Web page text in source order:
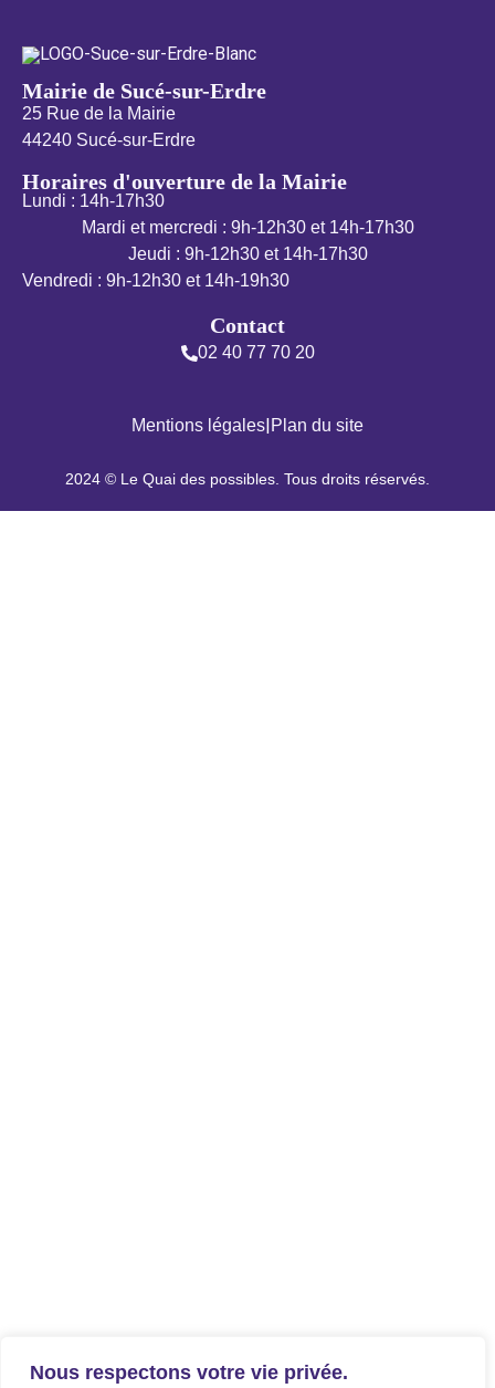
Nous respectons votre vie privée.
Mairie de Sucé-sur-Erdre
25 Rue de la Mairie
44240 Sucé-sur-Erdre
Horaires d'ouverture de la Mairie
Lundi : 14h-17h30
Mardi et mercredi : 9h-12h30 et 14h-17h30
Jeudi : 9h-12h30 et 14h-17h30
Vendredi : 9h-12h30 et 14h-19h30
Contact
02 40 77 70 20
Mentions légales|Plan du site
2024 © Le Quai des possibles. Tous droits réservés.